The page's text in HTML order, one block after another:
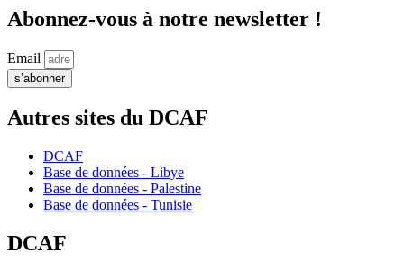
Abonnez-vous à notre newsletter !
Email
s’abonner
Autres sites du DCAF
DCAF
Base de données - Libye
Base de données - Palestine
Base de données - Tunisie
DCAF